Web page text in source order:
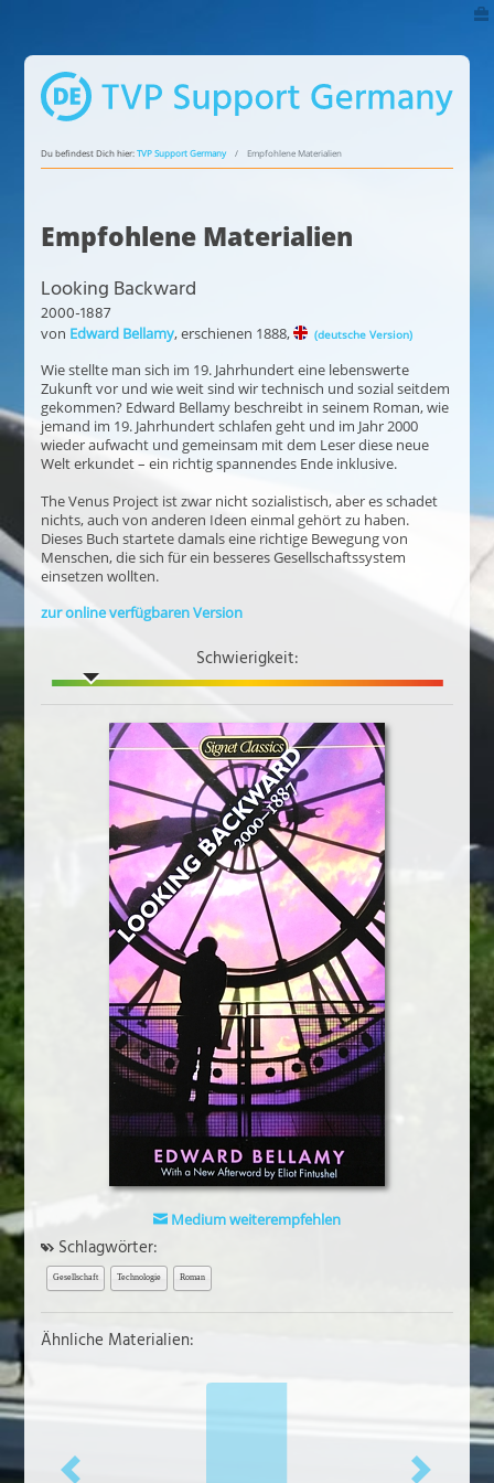
Du befindest Dich hier:TVP Support Germany Empfohlene Materialien
Empfohlene Materialien
Looking Backward
2000-1887
von Edward Bellamy, erschienen 1888, (deutsche Version)
Wie stellte man sich im 19. Jahrhundert eine lebenswerte
Zukunft vor und wie weit sind wir technisch und sozial seitdem
gekommen? Edward Bellamy beschreibt in seinem Roman, wie
jemand im 19. Jahrhundert schlafen geht und im Jahr 2000
wieder aufwacht und gemeinsam mit dem Leser diese neue
Welt erkundet – ein richtig spannendes Ende inklusive.
The Venus Project ist zwar nicht sozialistisch, aber es schadet
nichts, auch von anderen Ideen einmal gehört zu haben.
Dieses Buch startete damals eine richtige Bewegung von
Menschen, die sich für ein besseres Gesellschaftssystem
einsetzen wollten.
zur online verfügbaren Version
Schwierigkeit:
Medium weiterempfehlen
Schlagwörter:
Gesellschaft Technologie Roman
Ähnliche Materialien: